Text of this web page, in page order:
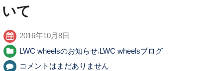
いて
2016年10月8日
LWC wheelsのお知らせ,LWC wheelsブログ
コメントはまだありません